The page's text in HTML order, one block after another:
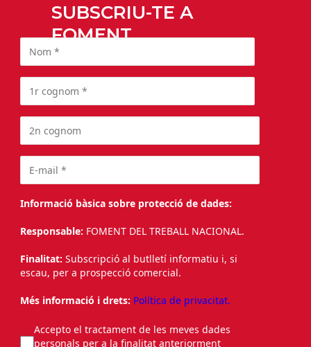
SUBSCRIU-TE A
FOMENT
Informació bàsica sobre protecció de dades:
Responsable: FOMENT DEL TREBALL NACIONAL.
Finalitat: Subscripció al butlletí informatiu i, si
escau, per a prospecció comercial.
Més informació i drets: Política de privacitat.
Accepto el tractament de les meves dades
personals per a la finalitat anteriorment